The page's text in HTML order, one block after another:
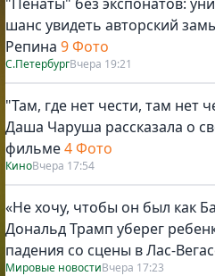
шанс увидеть авторский
Репина 9 Фото
С.ПетербургВчера 19:21
"Там, где нет чести, там нет
Даша Чаруша рассказала о
фильме4 Фото
КиноВчера 17:54
«Не хочу, чтобы он был как
Дональд Трамп уберег
падения со сцены в Лас-
Мировые новостиВчера 17:23